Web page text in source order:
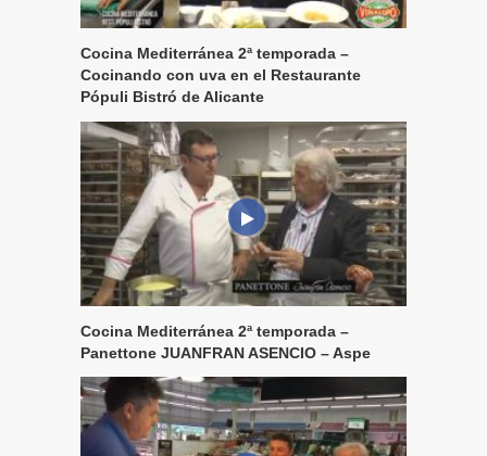
Cocina Mediterránea 2ª temporada –
Cocinando con uva en el Restaurante
Pópuli Bistró de Alicante
Cocina Mediterránea 2ª temporada –
Panettone JUANFRAN ASENCIO – Aspe